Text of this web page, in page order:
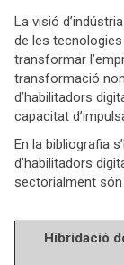
La visió
de les
transformar
transformació
d’habilitadors
capacitat
En la bibliografia
d’habilitadors
sectorialment
Hibridació